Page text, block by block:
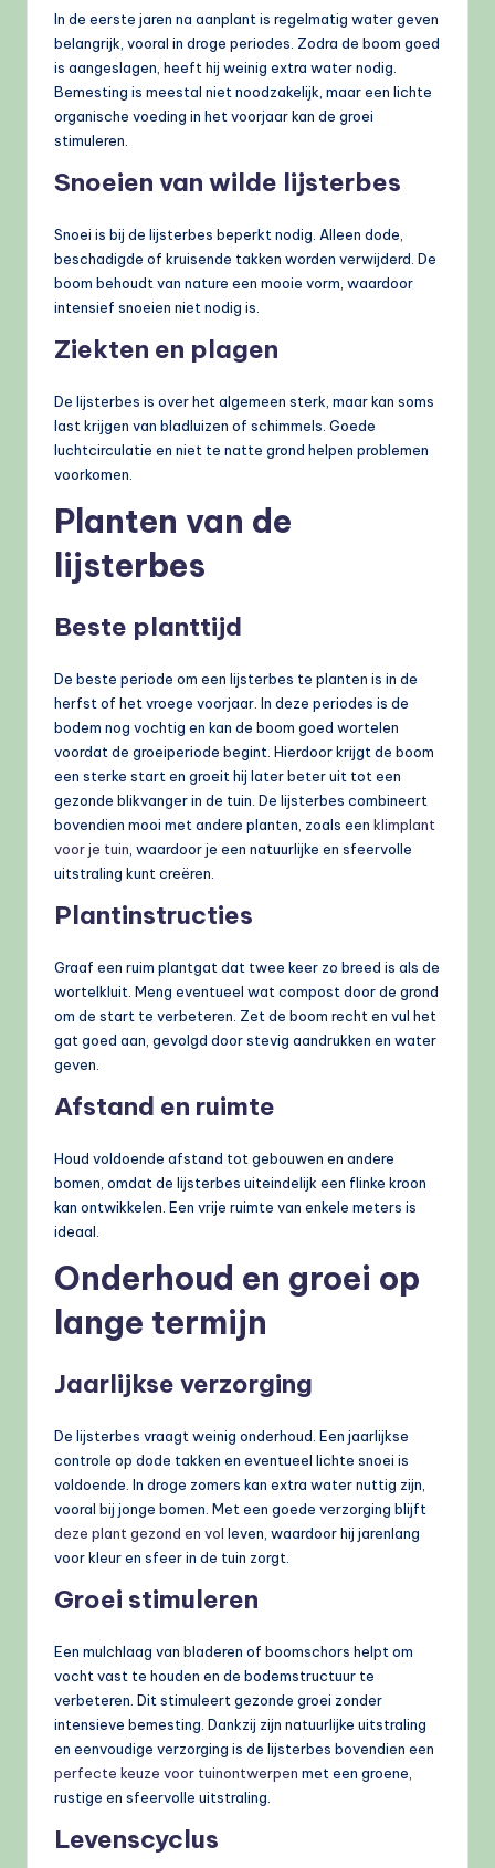
In de eerste jaren na aanplant is regelmatig water geven
belangrijk, vooral in droge periodes. Zodra de boom goed
is aangeslagen, heeft hij weinig extra water nodig.
Bemesting is meestal niet noodzakelijk, maar een lichte
organische voeding in het voorjaar kan de groei
stimuleren.
Snoeien van wilde lijsterbes
Snoei is bij de lijsterbes beperkt nodig. Alleen dode,
beschadigde of kruisende takken worden verwijderd. De
boom behoudt van nature een mooie vorm, waardoor
intensief snoeien niet nodig is.
Ziekten en plagen
De lijsterbes is over het algemeen sterk, maar kan soms
last krijgen van bladluizen of schimmels. Goede
luchtcirculatie en niet te natte grond helpen problemen
voorkomen.
Planten van de
lijsterbes
Beste planttijd
De beste periode om een lijsterbes te planten is in de
herfst of het vroege voorjaar. In deze periodes is de
bodem nog vochtig en kan de boom goed wortelen
voordat de groeiperiode begint. Hierdoor krijgt de boom
een sterke start en groeit hij later beter uit tot een
gezonde blikvanger in de tuin. De lijsterbes combineert
bovendien mooi met andere planten, zoals een klimplant
voor je tuin , waardoor je een natuurlijke en sfeervolle
uitstraling kunt creëren.
Plantinstructies
Graaf een ruim plantgat dat twee keer zo breed is als de
wortelkluit. Meng eventueel wat compost door de grond
om de start te verbeteren. Zet de boom recht en vul het
gat goed aan, gevolgd door stevig aandrukken en water
geven.
Afstand en ruimte
Houd voldoende afstand tot gebouwen en andere
bomen, omdat de lijsterbes uiteindelijk een flinke kroon
kan ontwikkelen. Een vrije ruimte van enkele meters is
ideaal.
Onderhoud en groei op
lange termijn
Jaarlijkse verzorging
De lijsterbes vraagt weinig onderhoud. Een jaarlijkse
controle op dode takken en eventueel lichte snoei is
voldoende. In droge zomers kan extra water nuttig zijn,
vooral bij jonge bomen. Met een goede verzorging blijft
deze plant gezond en vol leven, waardoor hij jarenlang
voor kleur en sfeer in de tuin zorgt.
Groei stimuleren
Een mulchlaag van bladeren of boomschors helpt om
vocht vast te houden en de bodemstructuur te
verbeteren. Dit stimuleert gezonde groei zonder
intensieve bemesting. Dankzij zijn natuurlijke uitstraling
en eenvoudige verzorging is de lijsterbes bovendien een
perfecte keuze voor tuinontwerpen met een groene,
rustige en sfeervolle uitstraling.
Levenscyclus